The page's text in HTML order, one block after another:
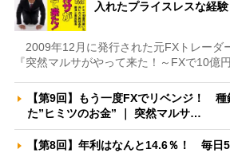
入れたプライスレスな経
2009年12月に発行された元FXトレーダ
『突然マルサがやって来た！～FXで10億
【第9回】もう一度FXでリベンジ！
た”ヒミツのお金” ｜ 突然マルサ…
【第8回】年利はなんと14.6％！ 毎日